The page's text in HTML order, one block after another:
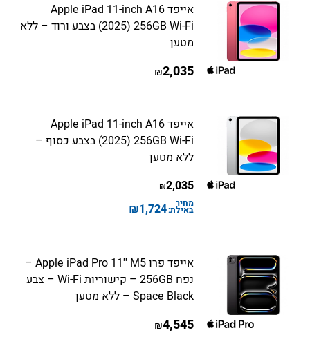
אייפד Apple iPad 11-inch A16
(2025) 256GB Wi-Fi בצבע ורוד – ללא
מטען
2,035
₪
אייפד Apple iPad 11-inch A16
(2025) 256GB Wi-Fi בצבע כסוף –
ללא מטען
2,035
₪
מחיר
באילת:1,724
₪
אייפד פרו Apple iPad Pro 11'' M5 –
נפח 256GB – קישוריות Wi-Fi – צבע
Space Black – ללא מטען
4,545
₪